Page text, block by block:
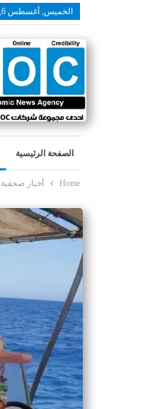
الخميس, أغسطس 6, 2026
الصفحة الرئيسية
Home أخبار صحفية